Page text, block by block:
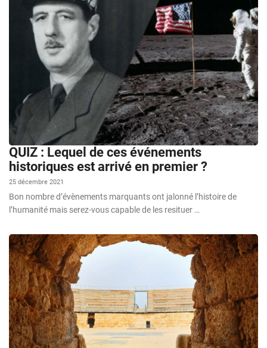
QUIZ : Lequel de ces événements
historiques est arrivé en premier ?
25 décembre 2021
Bon nombre d’évènements marquants ont jalonné l’histoire de
l’humanité mais serez-vous capable de les resituer …